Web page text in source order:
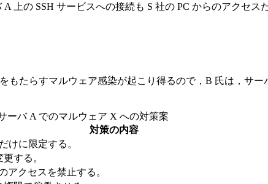
の SSH サービスへの接続も S 社の PC からのアクセス
たらすマルウェア感染が起こり得るので，B 氏は，サ
ーバ A でのマルウェア X への対策案
対策の内容
けに限定する。
する。
アクセスを禁止する。